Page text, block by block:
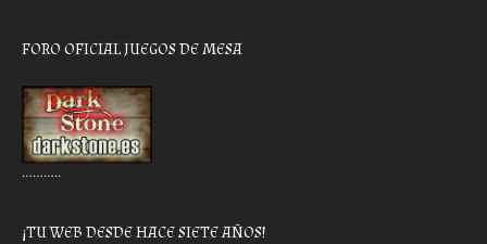
FORO OFICIAL JUEGOS DE MESA
………..
¡TU WEB DESDE HACE SIETE AÑOS!